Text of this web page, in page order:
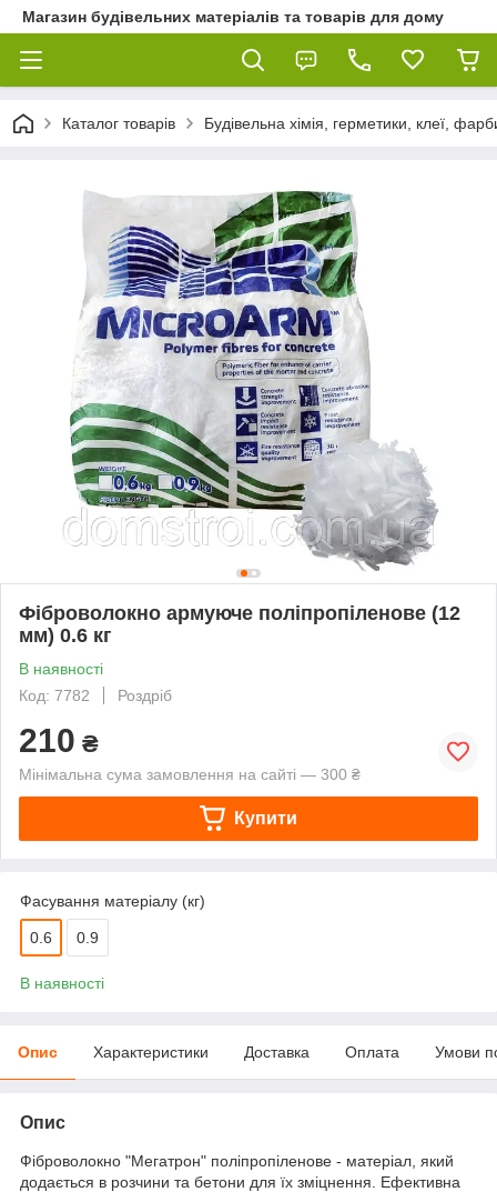
Магазин будівельних матеріалів та товарів для дому
Каталог товарів Будівельна хімія, герметики, клеї,
Фіброволокно армуюче поліпропіленове (12
мм) 0.6 кг
В наявності
Код: 7782
Роздріб
210 ₴
Мінімальна сума замовлення на сайті — 300 ₴
Купити
Фасування матеріалу (кг)
0.6 0.9
В наявності
Опис Характеристики Доставка Оплата Умови
Опис
Фіброволокно "Мегатрон" поліпропіленове - матеріал, який
додається в розчини та бетони для їх зміцнення. Ефективна